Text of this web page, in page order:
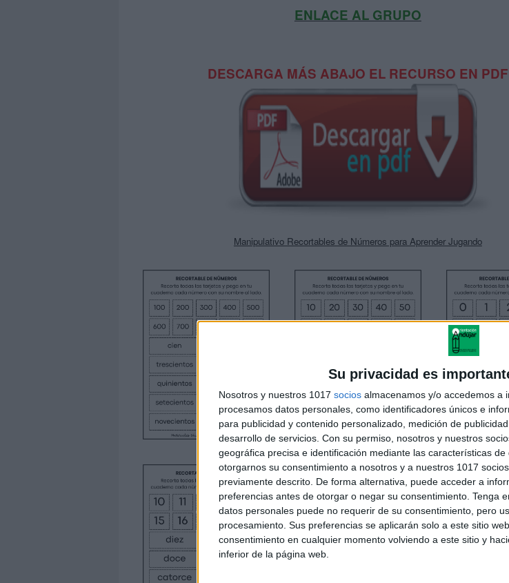
Su privacidad es
Nosotros y nuestros 1017 socios almacenamos y/o accedemos a
procesamos datos personales, como identificadores únicos e
para publicidad y contenido personalizado, medición de
desarrollo de servicios. Con su permiso, nosotros y nuestros
geográfica precisa e identificación mediante las características
otorgarnos su consentimiento a nosotros y a nuestros 1017
previamente descrito. De forma alternativa, puede acceder a
preferencias antes de otorgar o negar su consentimiento. Tenga
datos personales puede no requerir de su consentimiento, pero
procesamiento. Sus preferencias se aplicarán solo a este sitio
consentimiento en cualquier momento volviendo a este sitio y
inferior de la página web.
ENLACE AL GRUPO
DESCARGA MÁS ABAJO EL RECURSO EN PDF
Manipulativo Recortables de Números para Aprender Jugando